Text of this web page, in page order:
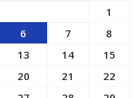
1
6 7
8
13 14
15
20 21
22